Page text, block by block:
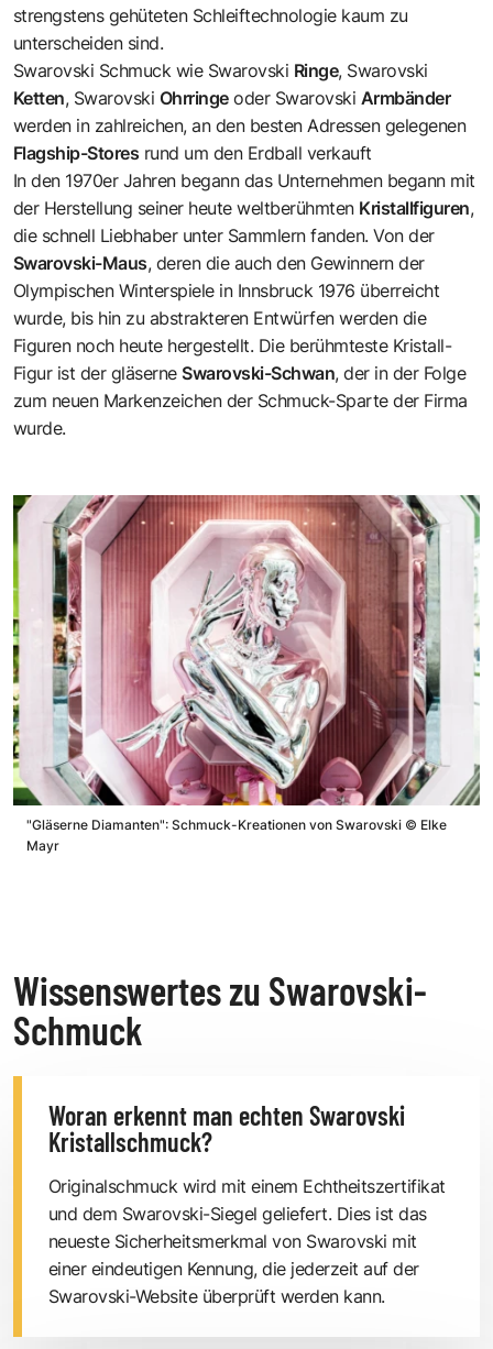
strengstens gehüteten Schleiftechnologie kaum zu
unterscheiden sind.
Swarovski Schmuck wie Swarovski Ringe, Swarovski
Ketten, Swarovski Ohrringe oder Swarovski Armbänder
werden in zahlreichen, an den besten Adressen gelegenen
Flagship-Stores rund um den Erdball verkauft
In den 1970er Jahren begann das Unternehmen begann mit
der Herstellung seiner heute weltberühmten Kristallfiguren,
die schnell Liebhaber unter Sammlern fanden. Von der
Swarovski-Maus, deren die auch den Gewinnern der
Olympischen Winterspiele in Innsbruck 1976 überreicht
wurde, bis hin zu abstrakteren Entwürfen werden die
Figuren noch heute hergestellt. Die berühmteste Kristall-
Figur ist der gläserneSwarovski-Schwan, der in der Folge
zum neuen Markenzeichen der Schmuck-Sparte der Firma
wurde.
"Gläserne Diamanten": Schmuck-Kreationen von Swarovski © Elke
Mayr
Wissenswertes zu Swarovski-
Schmuck
Woran erkennt man echten Swarovski
Kristallschmuck?
Originalschmuck wird mit einem Echtheitszertifikat
und dem Swarovski-Siegel geliefert. Dies ist das
neueste Sicherheitsmerkmal von Swarovski mit
einer eindeutigen Kennung, die jederzeit auf der
Swarovski-Website überprüft werden kann.